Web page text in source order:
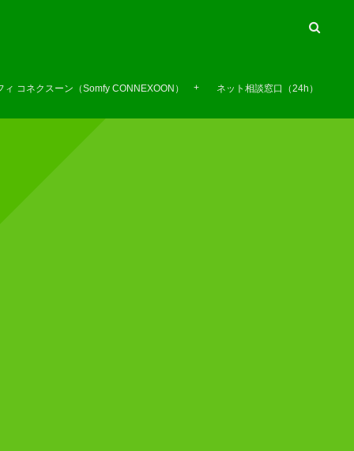
ィ コネクスーン（Somfy CONNEXOON） ネット相談窓口（24h）